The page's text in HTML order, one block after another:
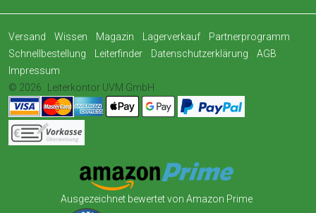
Versand Wissen Magazin Lagerverkauf
Partnerprogramm
Schnellbestellung
Leiterfinder Datenschutzerklärung
AGB
Impressum
© 2026
Leiterkontor UVM GmbH
Ausgezeichnet bewertet von Amazon Prime